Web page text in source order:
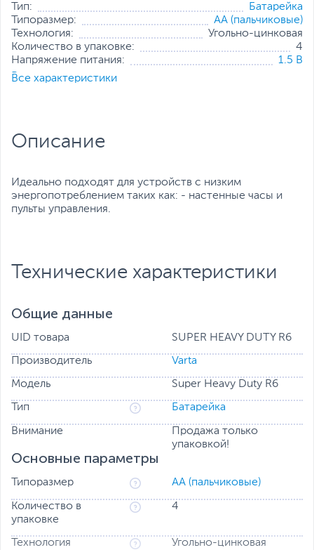
Тип:
Батарейка
Типоразмер:
АА (пальчиковые)
Технология:
Угольно-цинковая
Количество в упаковке:
4
Напряжение питания:
1.5 В
Все характеристики
Все характеристики
Описание
Идеально подходят для устройств с низким
энергопотреблением таких как: - настенные часы и
пульты управления.
Технические характеристики
Общие данные
UID товара SUPER HEAVY DUTY R6
Производитель Varta
Модель Super Heavy Duty R6
Тип Батарейка
Внимание
Продажа только
упаковкой!
Основные параметры
Типоразмер АА (пальчиковые)
Количество в
упаковке
4
Технология Угольно-цинковая